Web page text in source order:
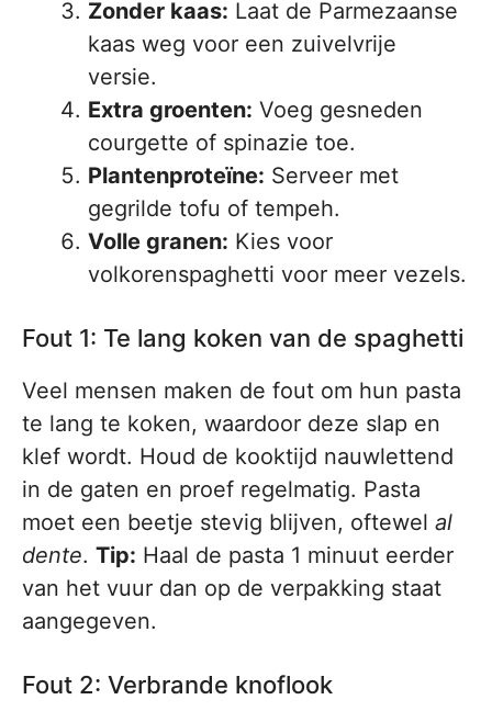
Zonder kaas: Laat de Parmezaanse
kaas weg voor een zuivelvrije
versie.
Extra groenten: Voeg gesneden
courgette of spinazie toe.
Plantenproteïne: Serveer met
gegrilde tofu of tempeh.
Volle granen: Kies voor
volkorenspaghetti voor meer vezels.
Fout 1: Te lang koken van de spaghetti
Veel mensen maken de fout om hun pasta
te lang te koken, waardoor deze slap en
klef wordt. Houd de kooktijd nauwlettend
in de gaten en proef regelmatig. Pasta
moet een beetje stevig blijven, oftewel al
dente. Tip: Haal de pasta 1 minuut eerder
van het vuur dan op de verpakking staat
aangegeven.
Fout 2: Verbrande knoflook